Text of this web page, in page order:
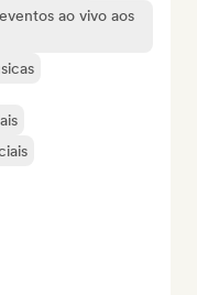
ao vivo aos